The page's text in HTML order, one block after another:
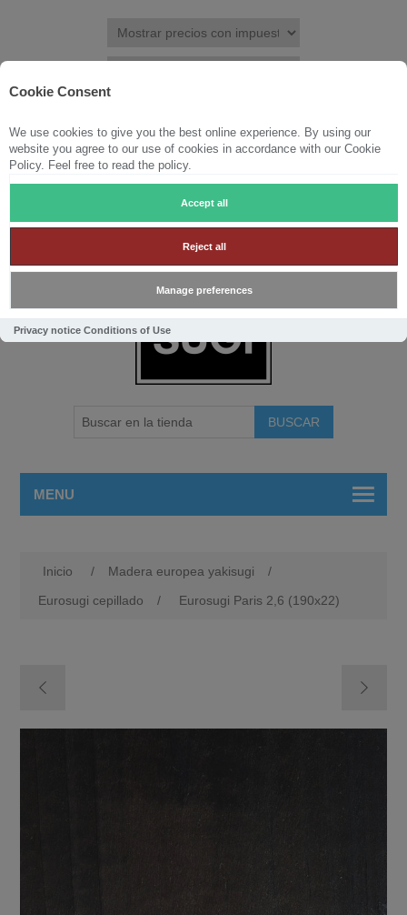
Cookie Consent
We use cookies to give you the best online experience. By using our
website you agree to our use of cookies in accordance with our Cookie
Policy. Feel free to read the policy.
Accept all
Reject all
Manage preferences
Privacy notice Conditions of Use
REGISTRAR INICIAR SESIÓN LISTA DE DESEOS (0)
CARRITO DE LA COMPRA (0)
MENU
Inicio / Madera europea yakisugi
/
Eurosugi cepillado
/ Eurosugi Paris 2,6 (190x22)